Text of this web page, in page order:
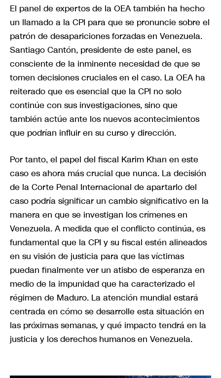
El panel de expertos de la OEA también ha hecho
un llamado a la CPI para que se pronuncie sobre el
patrón de desapariciones forzadas en Venezuela.
Santiago Cantón, presidente de este panel, es
consciente de la inminente necesidad de que se
tomen decisiones cruciales en el caso. La OEA ha
reiterado que es esencial que la CPI no solo
continúe con sus investigaciones, sino que
también actúe ante los nuevos acontecimientos
que podrían influir en su curso y dirección.
Por tanto, el papel del fiscal Karim Khan en este
caso es ahora más crucial que nunca. La decisión
de la Corte Penal Internacional de apartarlo del
caso podría significar un cambio significativo en la
manera en que se investigan los crímenes en
Venezuela. A medida que el conflicto continúa, es
fundamental que la CPI y su fiscal estén alineados
en su visión de justicia para que las víctimas
puedan finalmente ver un atisbo de esperanza en
medio de la impunidad que ha caracterizado el
régimen de Maduro. La atención mundial estará
centrada en cómo se desarrolle esta situación en
las próximas semanas, y qué impacto tendrá en la
justicia y los derechos humanos en Venezuela.